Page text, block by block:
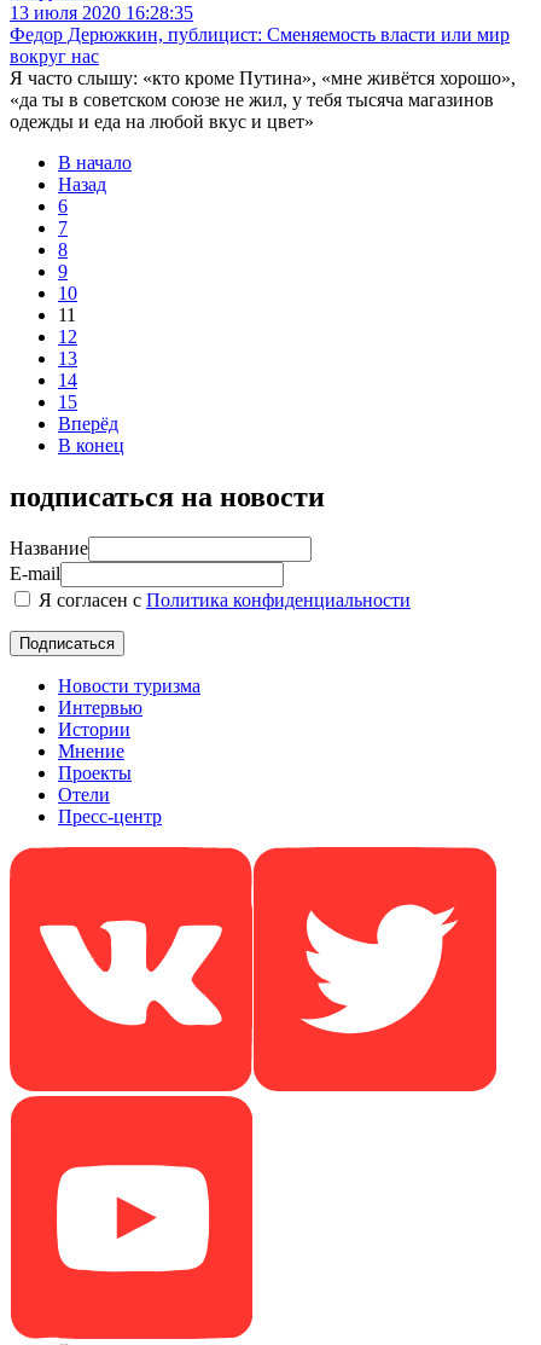
13 июля 2020 16:28:35
Федор Дерюжкин, публицист: Сменяемость власти или мир
вокруг нас
Я часто слышу: «кто кроме Путина», «мне живётся хорошо»,
«да ты в советском союзе не жил, у тебя тысяча магазинов
одежды и еда на любой вкус и цвет»
В начало
Назад
6
7
8
9
10
11
12
13
14
15
Вперёд
В конец
подписаться на новости
Название
E-mail
Я согласен с Политика конфиденциальности
Новости туризма
Интервью
Истории
Мнение
Проекты
Отели
Пресс-центр